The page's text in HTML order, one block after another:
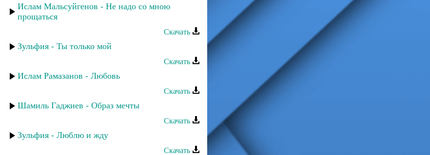
Ислам Мальсуйгенов - Не надо со мною
прощаться
Скачать
Зульфия - Ты только мой
Скачать
Ислам Рамазанов - Любовь
Скачать
Шамиль Гаджиев - Образ мечты
Скачать
Зульфия - Люблю и жду
Скачать